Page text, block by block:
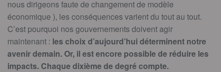
nous dirigeons faute de changement de modèle
économique ), les conséquences varient du tout au tout.
C’est pourquoi nos gouvernements doivent agir
maintenant : les choix d’aujourd’hui déterminent notre
avenir demain. Or, il est encore possible de réduire les
impacts. Chaque dixième de degré compte.